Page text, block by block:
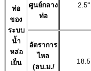
ท่อ
ของ
ระบบ
น้ำ
หล่อ
เย็น
ศูนย์กลาง
ท่อ
2.5"
อัตราการ
ไหล
(ลบ.ม./
18.5